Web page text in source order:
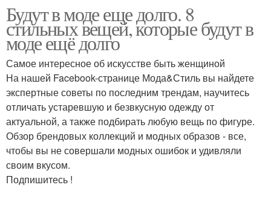
Будут в моде еще долго. 8
стильных вещей, которые будут в
моде ещё долго
Самое интересное об искусстве быть женщиной
На нашей Facebook-странице Мода&Стиль вы найдете
экспертные советы по последним трендам, научитесь
отличать устаревшую и безвкусную одежду от
актуальной, а также подбирать любую вещь по фигуре.
Обзор брендовых коллекций и модных образов - все,
чтобы вы не совершали модных ошибок и удивляли
своим вкусом.
Подпишитесь !